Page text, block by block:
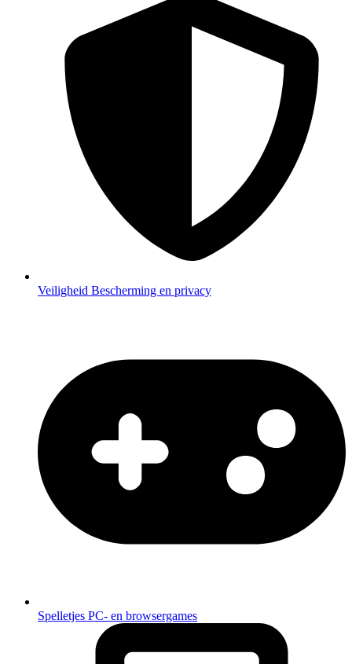
Veiligheid Bescherming en privacy
Spelletjes PC- en browsergames